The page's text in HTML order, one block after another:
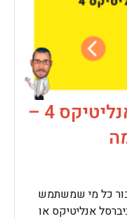
מדידת המרות בגוגל אנליטיקס 4 –
כל מי שמשתמש
אנליטיקס או